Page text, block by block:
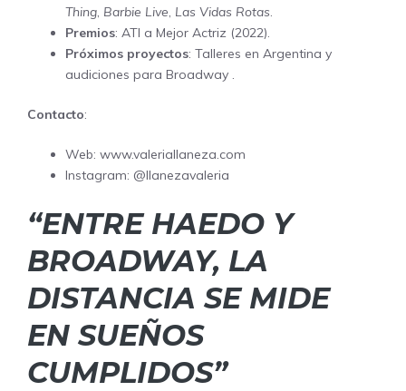
Thing Barbie Live Las Vidas Rotas
Premios: ATI a Mejor Actriz (2022).
Próximos proyectos: Talleres en Argentina y
audiciones para Broadway .
Contacto:
Web: www.valeriallaneza.com
Instagram: @llanezavaleria
“ENTRE HAEDO Y
BROADWAY, LA
DISTANCIA SE MIDE
EN SUEÑOS
CUMPLIDOS”